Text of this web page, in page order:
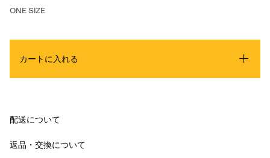
ONE SIZE
カートに入れる
配送について
返品・交換について